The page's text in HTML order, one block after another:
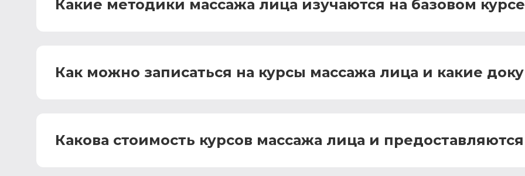
Какие методики массажа лица изучаются на базовом
Как можно записаться на курсы массажа лица и какие
Какова стоимость курсов массажа лица и